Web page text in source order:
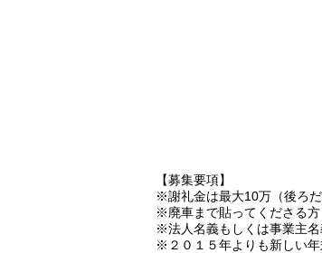
【募集要項】
※謝礼金は最大10万（後ろ
※廃車まで貼ってくださる方
※法人名義もしくは事業主
※２０１５年よりも新しい